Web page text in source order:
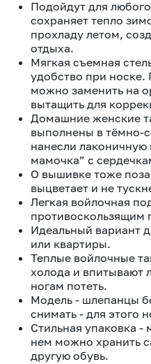
Подойдут для
сохраняет тепло
прохладу летом,
отдыха.
Мягкая съемная
удобство при носке.
можно заменить на
вытащить для
Домашние женские
выполнены в тёмно-
нанесли
мамочка” с
О вышивке тоже
выцветает и не
Легкая войлочная
противоскользящим
Идеальный вариант
или квартиры.
Теплые войлочные
холода и впитывают
ногам потеть.
Модель - шлепанцы
снимать - для этого
Стильная упаковка
нем можно хранить
другую обувь.